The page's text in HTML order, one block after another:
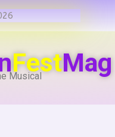
FestMag
Musical